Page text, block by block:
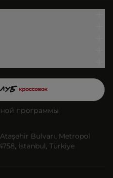
программы
Bulvarı, Metropol
İstanbul, Türkiye